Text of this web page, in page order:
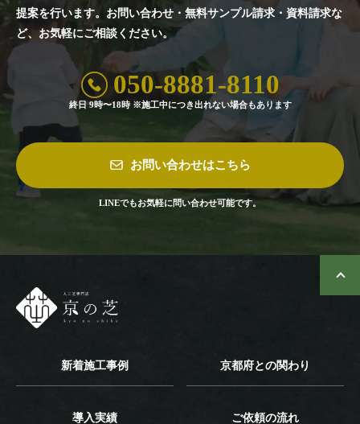
提案を行います。 お問い合わせ・無料サンプル請求・資料請求な
ど、お気軽にご相談ください。
050-8881-8110
終日 9時〜18時 ※施工中につき出れない場合もあります
お問い合わせはこちら
LINEでもお気軽に問い合わせ可能です。
新着施工事例 京都府との関わり
導入実績 ご依頼の流れ